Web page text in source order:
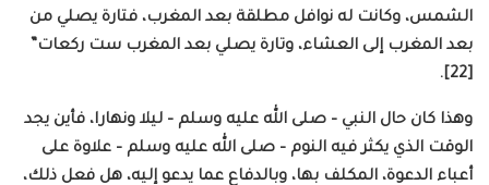
الشمس، وكانت له نوافل مطلقة بعد المغرب، فتارة يصلي من
بعد المغرب إلى العشاء، وتارة يصلي بعد المغرب ست ركعات”
[22].
وهذا كان حال النبي – صلى الله عليه وسلم – ليلا ونهارا، فأين يجد
الوقت الذي يكثر فيه النوم – صلى الله عليه وسلم – علاوة على
أعباء الدعوة، المكلف بها، وبالدفاع عما يدعو إليه، هل فعل ذلك،